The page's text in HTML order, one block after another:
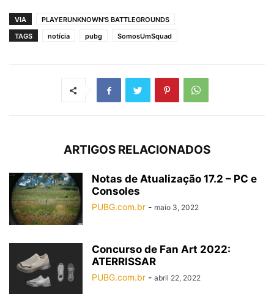
VIA
PLAYERUNKNOWN'S BATTLEGROUNDS
TAGS
notícia pubg SomosUmSquad
ARTIGOS RELACIONADOS
Notas de Atualização 17.2 – PC e
Consoles
PUBG.com.br - maio 3, 2022
Concurso de Fan Art 2022:
ATERRISSAR
PUBG.com.br - abril 22, 2022